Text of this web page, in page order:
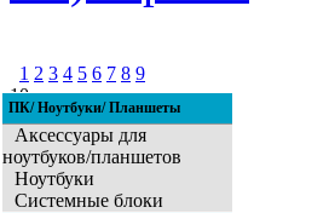
1 2 3 4 5 6 7 8 9
10
11
ПК/ Ноутбуки/ Планшеты
Аксессуары для
ноутбуков/планшетов
Ноутбуки
Системные блоки